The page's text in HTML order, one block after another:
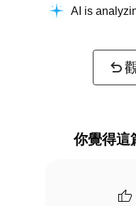
AI is
你覺得這